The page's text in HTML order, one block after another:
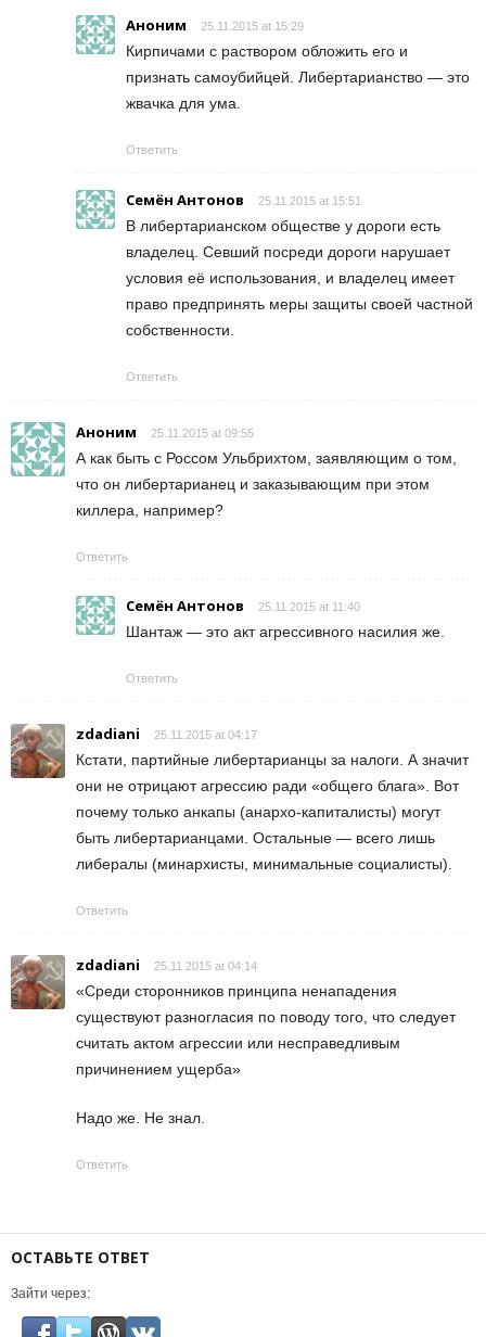
Аноним 25.11.2015 at 15:29
Кирпичами с раствором обложить его и
признать самоубийцей. Либертарианство — это
жвачка для ума.
Ответить
Семён Антонов 25.11.2015 at 15:51
В либертарианском обществе у дороги есть
владелец. Севший посреди дороги нарушает
условия её использования, и владелец имеет
право предпринять меры защиты своей частной
собственности.
Ответить
Аноним 25.11.2015 at 09:55
А как быть с Россом Ульбрихтом, заявляющим о том,
что он либертарианец и заказывающим при этом
киллера, например?
Ответить
Семён Антонов 25.11.2015 at 11:40
Шантаж — это акт агрессивного насилия же.
Ответить
zdadiani 25.11.2015 at 04:17
Кстати, партийные либертарианцы за налоги. А значит
они не отрицают агрессию ради «общего блага». Вот
почему только анкапы (анархо-капиталисты) могут
быть либертарианцами. Остальные — всего лишь
либералы (минархисты, минимальные социалисты).
Ответить
zdadiani 25.11.2015 at 04:14
«Среди сторонников принципа ненападения
существуют разногласия по поводу того, что следует
считать актом агрессии или несправедливым
причинением ущерба»
Надо же. Не знал.
Ответить
ОСТАВЬТЕ ОТВЕТ
Зайти через: